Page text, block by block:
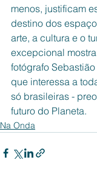
menos, justificam
destino dos
arte, a cultura e o
excepcional
fotógrafo
que interessa a
só brasileiras -
futuro do Planeta.
Na Onda